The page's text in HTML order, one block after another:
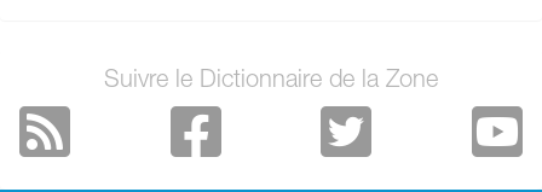
Suivre le Dictionnaire de la Zone